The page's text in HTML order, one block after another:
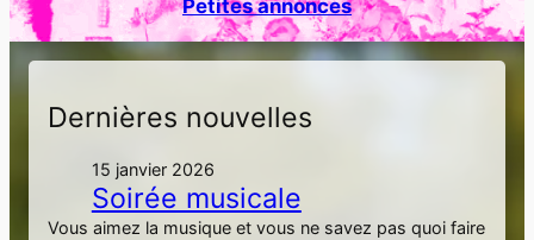
h
e
r
Petites annonces
Dernières nouvelles
15 janvier 2026
Soirée musicale
Vous aimez la musique et vous ne savez pas quoi faire